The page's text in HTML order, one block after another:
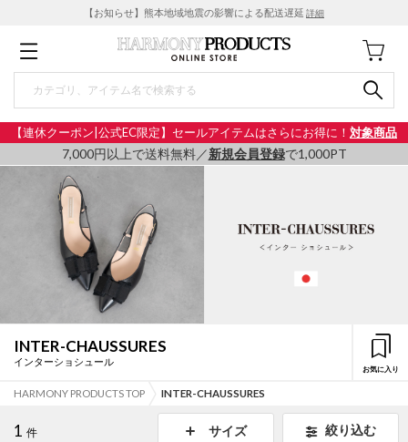
【お知らせ】熊本地域地震の影響による配送遅延 詳細
【連休クーポン|公式EC限定】セールアイテムはさらにお得に！ 対象商品
7,000円以上で送料無料／新規会員登録で1,000PT
INTER-CHAUSSURES
インターショシュール
お気に入り
HARMONY PRODUCTS TOP INTER-CHAUSSURES
1 件 サイズ 絞り込む